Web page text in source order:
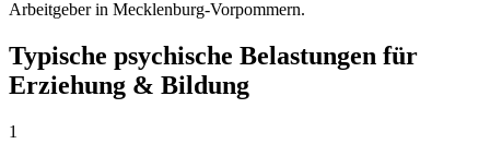
Arbeitgeber in Mecklenburg-Vorpommern.
Typische psychische Belastungen für
Erziehung & Bildung
1